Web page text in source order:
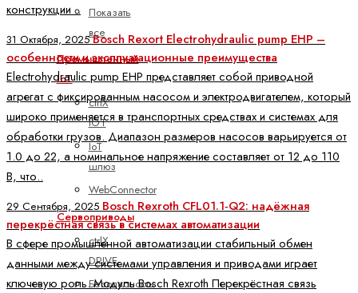
Показать
все
Промышленный
IoT
ctrlX
IOT
IoT
шлюз
WebConnector
Сервоприводы
ctrlX
DRIVE
Безопасность
конструкции ..
31 Октября, 2025Bosch Rexort Electrohydraulic pump EHP –
особенности и эксплуатационные преимущества
Electrohydraulic pump EHP представляет собой приводной
агрегат с фиксированным насосом и электродвигателем, который
широко применяется в транспортных средствах и системах для
обработки грузов. Диапазон размеров насосов варьируется от
1.0 до 22, а номинальное напряжение составляет от 12 до 110
В, что..
29 Сентября, 2025 Bosch Rexroth CFL01.1-Q2: надёжная
перекрёстная связь в системах автоматизации
В сфере промышленной автоматизации стабильный обмен
данными между системами управления и приводами играет
ключевую роль. Модуль Bosch Rexroth Перекрёстная связь